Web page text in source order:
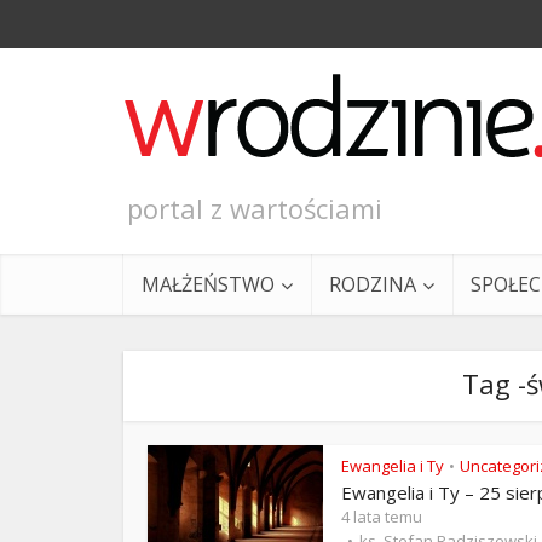
portal z wartościami
MAŁŻEŃSTWO RODZINA
Tag -
Ewangelia i Ty •
Ewangelia i Ty – 25
4 lata temu